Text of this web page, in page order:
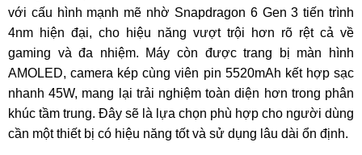
với cấu hình mạnh mẽ nhờ Snapdragon 6 Gen 3 tiến trình
4nm hiện đại, cho hiệu năng vượt trội hơn rõ rệt cả về
gaming và đa nhiệm. Máy còn được trang bị màn hình
AMOLED, camera kép cùng viên pin 5520mAh kết hợp sạc
nhanh 45W, mang lại trải nghiệm toàn diện hơn trong phân
khúc tầm trung. Đây sẽ là lựa chọn phù hợp cho người dùng
cần một thiết bị có hiệu năng tốt và sử dụng lâu dài ổn định.